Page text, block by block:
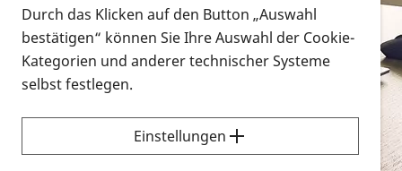
Vorlesen
Alle Infomaterialien in verschiedenen
Formaten an einem Ort
Sie möchten wissen, wie Sie nach Infonmaterial
suchen und dieses bestellen bzw. herunterladen
können? Schauen Sie sich dieErklärvideos zum
Durch das Klicken auf den Button „Auswahl
bestätigen“ können Sie Ihre Auswahl der Cookie-
Kategorien und anderer technischer Systeme
selbst festlegen.
Einstellungen